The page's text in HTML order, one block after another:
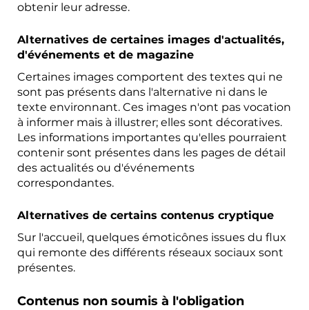
obtenir leur adresse.
Alternatives de certaines images d'actualités,
d'événements et de magazine
Certaines images comportent des textes qui ne
sont pas présents dans l'alternative ni dans le
texte environnant. Ces images n'ont pas vocation
à informer mais à illustrer; elles sont décoratives.
Les informations importantes qu'elles pourraient
contenir sont présentes dans les pages de détail
des actualités ou d'événements
correspondantes.
Alternatives de certains contenus cryptique
Sur l'accueil, quelques émoticônes issues du flux
qui remonte des différents réseaux sociaux sont
présentes.
Contenus non soumis à l'obligation